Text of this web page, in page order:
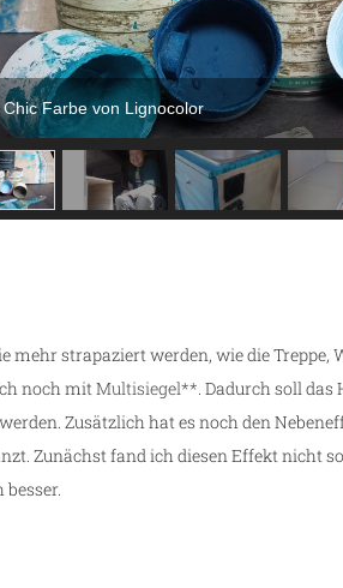
Farbe von Lignocolor
mehr strapaziert werden, wie die
noch mit Multisiegel** . Dadurch soll
Zusätzlich hat es noch den
Zunächst fand ich diesen Effekt nicht